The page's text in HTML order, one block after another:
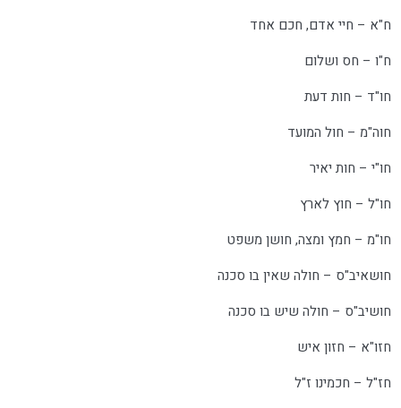
ח"א – חיי אדם, חכם אחד
ח"ו – חס ושלום
חו"ד – חות דעת
חוה"מ – חול המועד
חו"י – חות יאיר
חו"ל – חוץ לארץ
חו"מ – חמץ ומצה, חושן משפט
חושאיב"ס – חולה שאין בו סכנה
חושיב"ס – חולה שיש בו סכנה
חזו"א – חזון איש
חז"ל – חכמינו ז"ל